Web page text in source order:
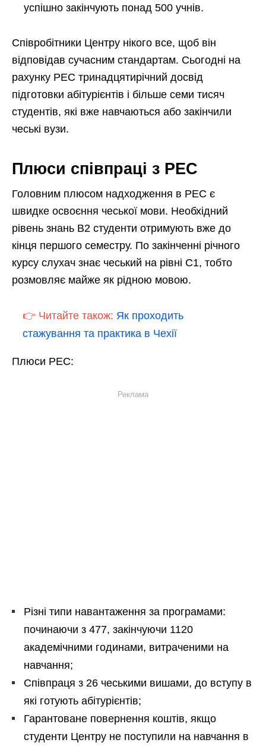
успішно закінчують понад 500 учнів.
Співробітники Центру нікого все, щоб він
відповідав сучасним стандартам. Сьогодні на
рахунку PEC тринадцятирічний досвід
підготовки абітурієнтів і більше семи тисяч
студентів, які вже навчаються або закінчили
чеські вузи.
Плюси співпраці з PEC
Головним плюсом надходження в PEC є
швидке освоєння чеської мови. Необхідний
рівень знань B2 студенти отримують вже до
кінця першого семестру. По закінченні річного
курсу слухач знає чеський на рівні C1, тобто
розмовляє майже як рідною мовою.
👉 Читайте також: Як проходить
стажування та практика в Чехії
Плюси PEC:
Реклама
Різні типи навантаження за програмами:
починаючи з 477, закінчуючи 1120
академічними годинами, витраченими на
навчання;
Співпраця з 26 чеськими вишами, до вступу в
які готують абітурієнтів;
Гарантоване повернення коштів, якщо
студенти Центру не поступили на навчання в